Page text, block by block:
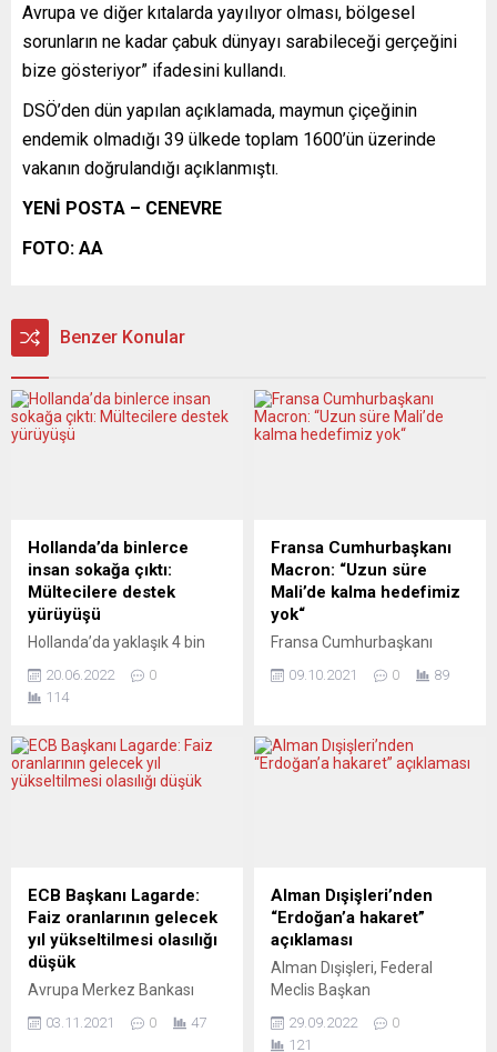
Avrupa ve diğer kıtalarda yayılıyor olması, bölgesel
sorunların ne kadar çabuk dünyayı sarabileceği gerçeğini
bize gösteriyor” ifadesini kullandı.
DSÖ’den dün yapılan açıklamada, maymun çiçeğinin
endemik olmadığı 39 ülkede toplam 1600’ün üzerinde
vakanın doğrulandığı açıklanmıştı.
YENİ POSTA – CENEVRE
FOTO: AA
Benzer Konular
Hollanda’da binlerce
insan sokağa çıktı:
Mültecilere destek
yürüyüşü
Hollanda’da yaklaşık 4 bin
40 kilometre yürüdü. Mülteci
Vakfı tarafından bu yıl
“Mültecilerin Gecesi” destek
yürüyüşüne katılan 4 bin kişi,
Utrecht, Nijmegen, Den
Haag ve Tilburg
kentlerindeki yürüyüşte,
mültecilerin...
20.06.2022
0
114
Fransa Cumhurbaşkanı
Macron: “Uzun süre
Mali’de kalma hedefimiz
yok“
Fransa Cumhurbaşkanı
ülkesinin uzun süre Mali’de
Ülkenin Montpellier kentinde
Afrikalı gençlerin katıldığı ve
tek cumhurbaşkanı olan
Macron, burada yaptığı
konuşmada, Mali’deki askeri
üsleri mümkün olan en hızlı
şekilde kapatmak istediğini,
ancak “güçlü...
09.10.2021 0 89
ECB Başkanı Lagarde:
Faiz oranlarının gelecek
yıl yükseltilmesi olasılığı
düşük
Avrupa Merkez Bankası
Lagarde, Avro Bölgesi’nde
03.11.2021 0 47
Alman Dışişleri’nden
“Erdoğan’a hakaret”
açıklaması
Alman Dışişleri, Federal
Meclis Başkan
Erdoğan’a yönelik hakaret
29.09.2022
0
121